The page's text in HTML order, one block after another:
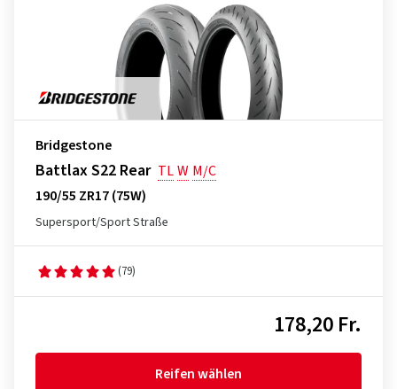
Bridgestone
Battlax S22 Rear TLW M/C
190/55 ZR17 (75W)
Supersport/Sport Straße
(79)
178,20 Fr.
Reifen wählen